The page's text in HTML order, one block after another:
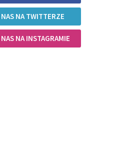
NA TWITTERZE
NA INSTAGRAMIE